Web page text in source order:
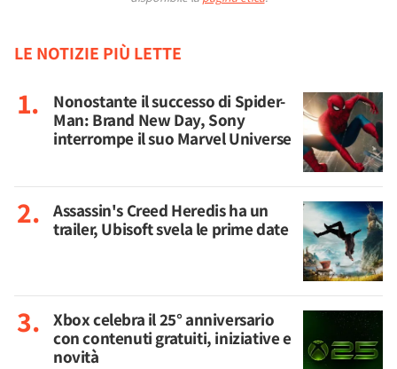
LE NOTIZIE PIÙ LETTE
Nonostante il successo di Spider-
Man: Brand New Day, Sony
interrompe il suo Marvel Universe
Assassin's Creed Heredis ha un
trailer, Ubisoft svela le prime date
Xbox celebra il 25° anniversario
con contenuti gratuiti, iniziative e
novità